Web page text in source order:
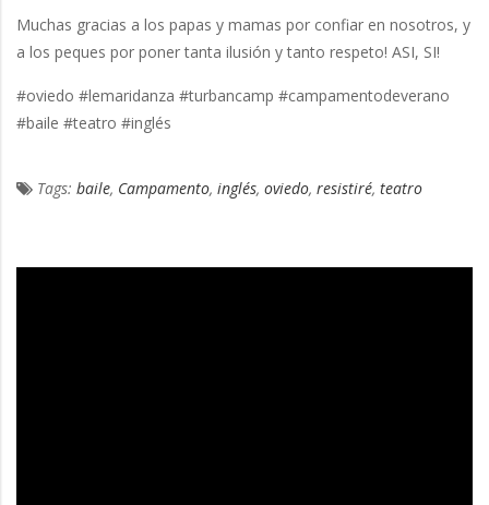
Muchas gracias a los papas y mamas por confiar en nosotros, y
a los peques por poner tanta ilusión y tanto respeto! ASI, SI!
#oviedo #lemaridanza #turbancamp #campamentodeverano
#baile #teatro #inglés
Tags: baile, Campamento, inglés, oviedo, resistiré, teatro